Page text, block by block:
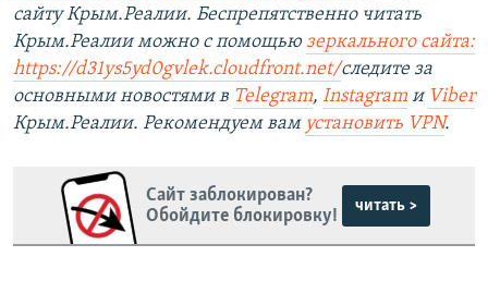
сайту Крым.Реалии. Беспрепятственно читать
Крым.Реалии можно с помощью зеркального сайта:
https://d31ys5yd0gvlek.cloudfront.net/следите за
основными новостями в Telegram, Instagram и Viber
Крым.Реалии. Рекомендуем вам установить VPN.
Сайт заблокирован?
Обойдите блокировку!
читать >